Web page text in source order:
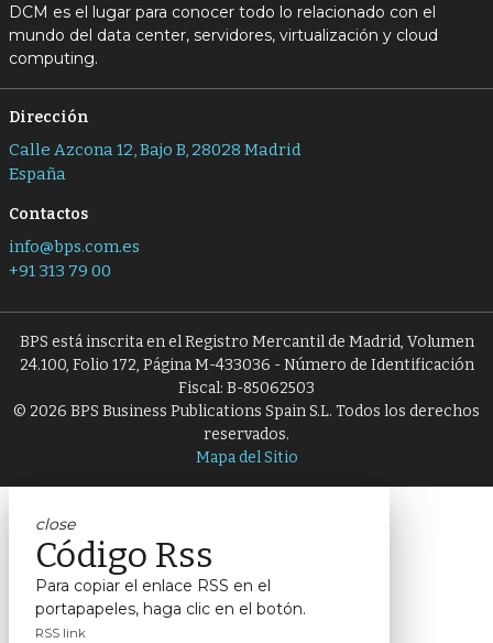
DCM es el lugar para conocer todo lo relacionado con el
mundo del data center, servidores, virtualización y cloud
computing.
Dirección
Calle Azcona 12, Bajo B, 28028 Madrid
España
Contactos
info@bps.com.es
+91 313 79 00
BPS está inscrita en el Registro Mercantil de Madrid, Volumen
24.100, Folio 172, Página M-433036 - Número de Identificación
Fiscal: B-85062503
© 2026 BPS Business Publications Spain S.L. Todos los derechos
reservados.
Mapa del Sitio
close
Código Rss
Para copiar el enlace RSS en el
portapapeles, haga clic en el botón.
RSS link